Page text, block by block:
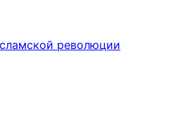
революции